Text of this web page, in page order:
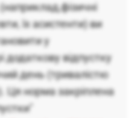
їх асистенти) ви
у
додаткову відпустку
день (тривалістю
Ця норма закріплена